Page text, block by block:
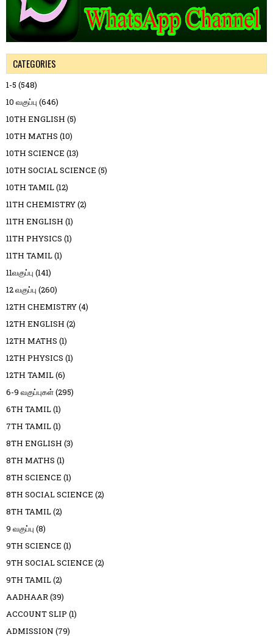
CATEGORIES
1-5 (548)
10 வகுப்பு (646)
10TH ENGLISH (5)
10TH MATHS (10)
10TH SCIENCE (13)
10TH SOCIAL SCIENCE (5)
10TH TAMIL(12)
11TH CHEMISTRY(2)
11TH ENGLISH (1)
11TH PHYSICS (1)
11TH TAMIL(1)
11வகுப்பு (141)
12 வகுப்பு (260)
12TH CHEMISTRY(4)
12TH ENGLISH (2)
12TH MATHS (1)
12TH PHYSICS (1)
12TH TAMIL(6)
6-9 வகுப்புகள்(295)
6TH TAMIL(1)
7TH TAMIL(1)
8TH ENGLISH (3)
8TH MATHS (1)
8TH SCIENCE (1)
8TH SOCIAL SCIENCE (2)
8TH TAMIL(2)
9 வகுப்பு (8)
9TH SCIENCE (1)
9TH SOCIAL SCIENCE (2)
9TH TAMIL(2)
AADHAAR(39)
ACCOUNT SLIP (1)
ADMISSION (79)